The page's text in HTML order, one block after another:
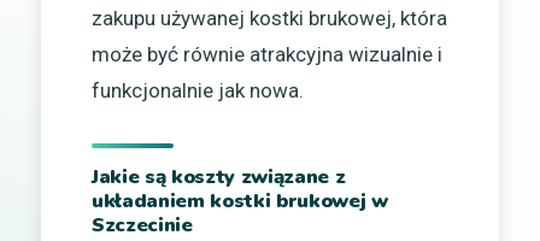
zakupu używanej kostki brukowej, która
może być równie atrakcyjna wizualnie i
funkcjonalnie jak nowa.
Jakie są koszty związane z
układaniem kostki brukowej w
Szczecinie